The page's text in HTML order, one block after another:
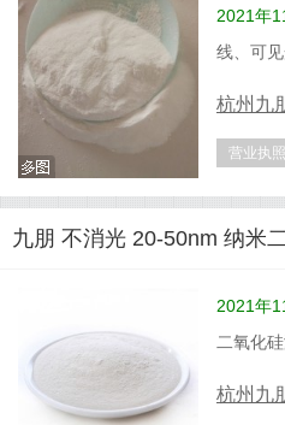
2021年
线、可
杭州九
营业执
九朋 不消光 20-50nm 纳米
2021年
二氧化
杭州九